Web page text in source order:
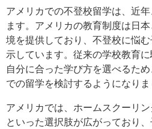
アメリカでの不登校留学は、近
ます。アメリカの教育制度は日
境を提供しており、不登校に悩
示しています。従来の学校教育に
自分に合った学び方を選べるた
での留学を検討するようになりま
アメリカでは、ホームスクーリ
といった選択肢が広がっており